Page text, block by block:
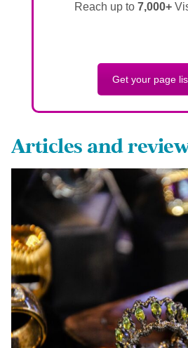
Reach up to 7,000+
Get your page
Articles and